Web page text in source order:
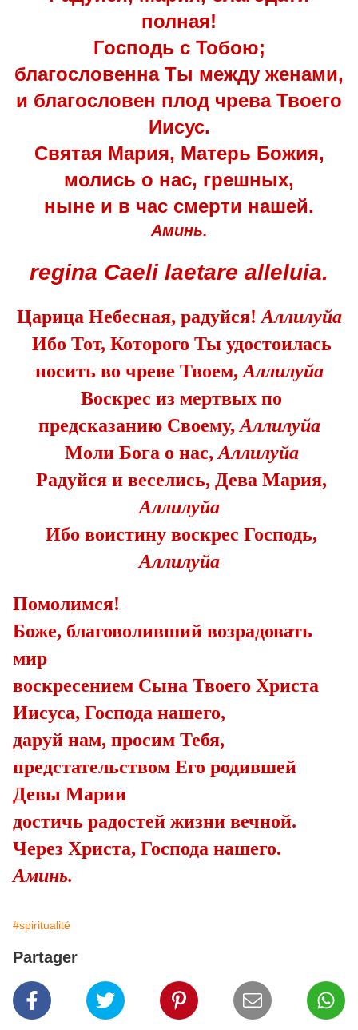
полная!
Господь с Тобою;
благословенна Ты между женами,
и благословен плод чрева Твоего
Иисус.
Святая Мария, Матерь Божия,
молись о нас, грешных,
ныне и в час смерти нашей.
Аминь.
regina Caeli laetare alleluia.
Царица Небесная, радуйся! Аллилуйа
­ Ибо Тот, Которого Ты удостоилась
носить во чреве Твоем, Аллилуйа
­ Воскрес из мертвых по
предсказанию Своему, Аллилуйа
­ Моли Бога о нас, Аллилуйа
­ Радуйся и веселись, Дева Мария,
Аллилуйа
­ Ибо воистину воскрес Господь,
Аллилуйа
Помолимся!
Боже, благоволивший возрадовать
мир
воскресением Сына Твоего Христа
Иисуса, Господа нашего,
даруй нам, просим Тебя,
предстательством Его родившей
Девы Марии
достичь радостей жизни вечной.
Через Христа, Господа нашего.
Аминь.
#spiritualité
Partager